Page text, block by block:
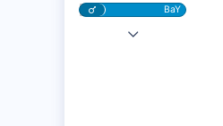
BaY
10 Eyl 2023